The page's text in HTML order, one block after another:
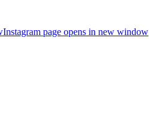
Instagram page opens in new window